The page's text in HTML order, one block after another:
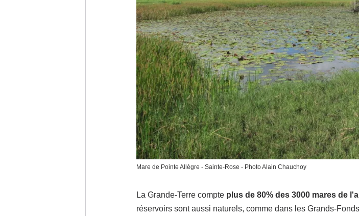
Mare de Pointe Allègre - Sainte-Rose - Photo Alain Chauchoy
La Grande-Terre compte plus de 80% des 3000 mares de
réservoirs sont aussi naturels, comme dans les Grands-